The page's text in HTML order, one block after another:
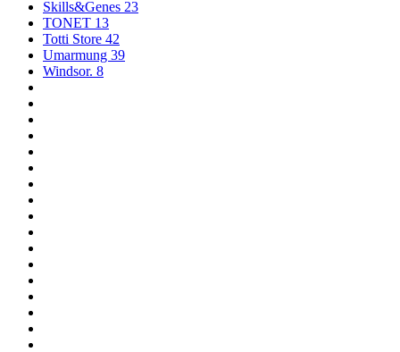
Skills&Genes 23
TONET 13
Totti Store 42
Umarmung 39
Windsor. 8